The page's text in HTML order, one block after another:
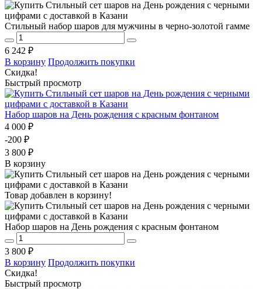
Стильный набор шаров для мужчины в черно-золотой гамме
6 242 ₽
В корзину Продолжить покупки
Скидка!
Быстрый просмотр
Набор шаров на День рождения с красным фонтаном
4 000 ₽
-200 ₽
3 800 ₽
В корзину
Товар добавлен в корзину!
Набор шаров на День рождения с красным фонтаном
3 800 ₽
В корзину Продолжить покупки
Скидка!
Быстрый просмотр